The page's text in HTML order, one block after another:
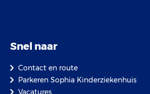
Snel naar
Contact en route
Parkeren Sophia Kinderziekenhuis
Vacatures